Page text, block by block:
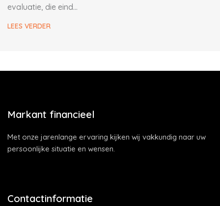
evaluatie, die eind…
LEES VERDER
Markant financieel
Met onze jarenlange ervaring kijken wij vakkundig naar uw
persoonlijke situatie en wensen.
Contactinformatie